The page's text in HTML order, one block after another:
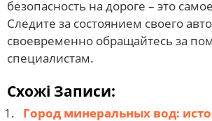
безопасность на дороге – это
Следите за состоянием своего
своевременно обращайтесь за
специалистам.
Схожі Записи:
Город минеральных вод: